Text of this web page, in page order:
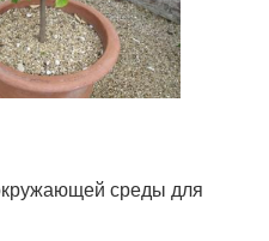
среды для